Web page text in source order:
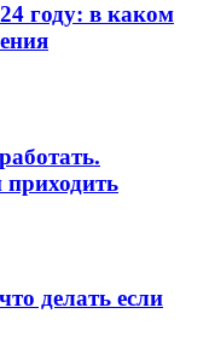
году: в каком
приходить
делать если